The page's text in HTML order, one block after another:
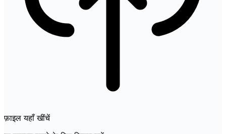
फ़ाइल यहाँ खींचें